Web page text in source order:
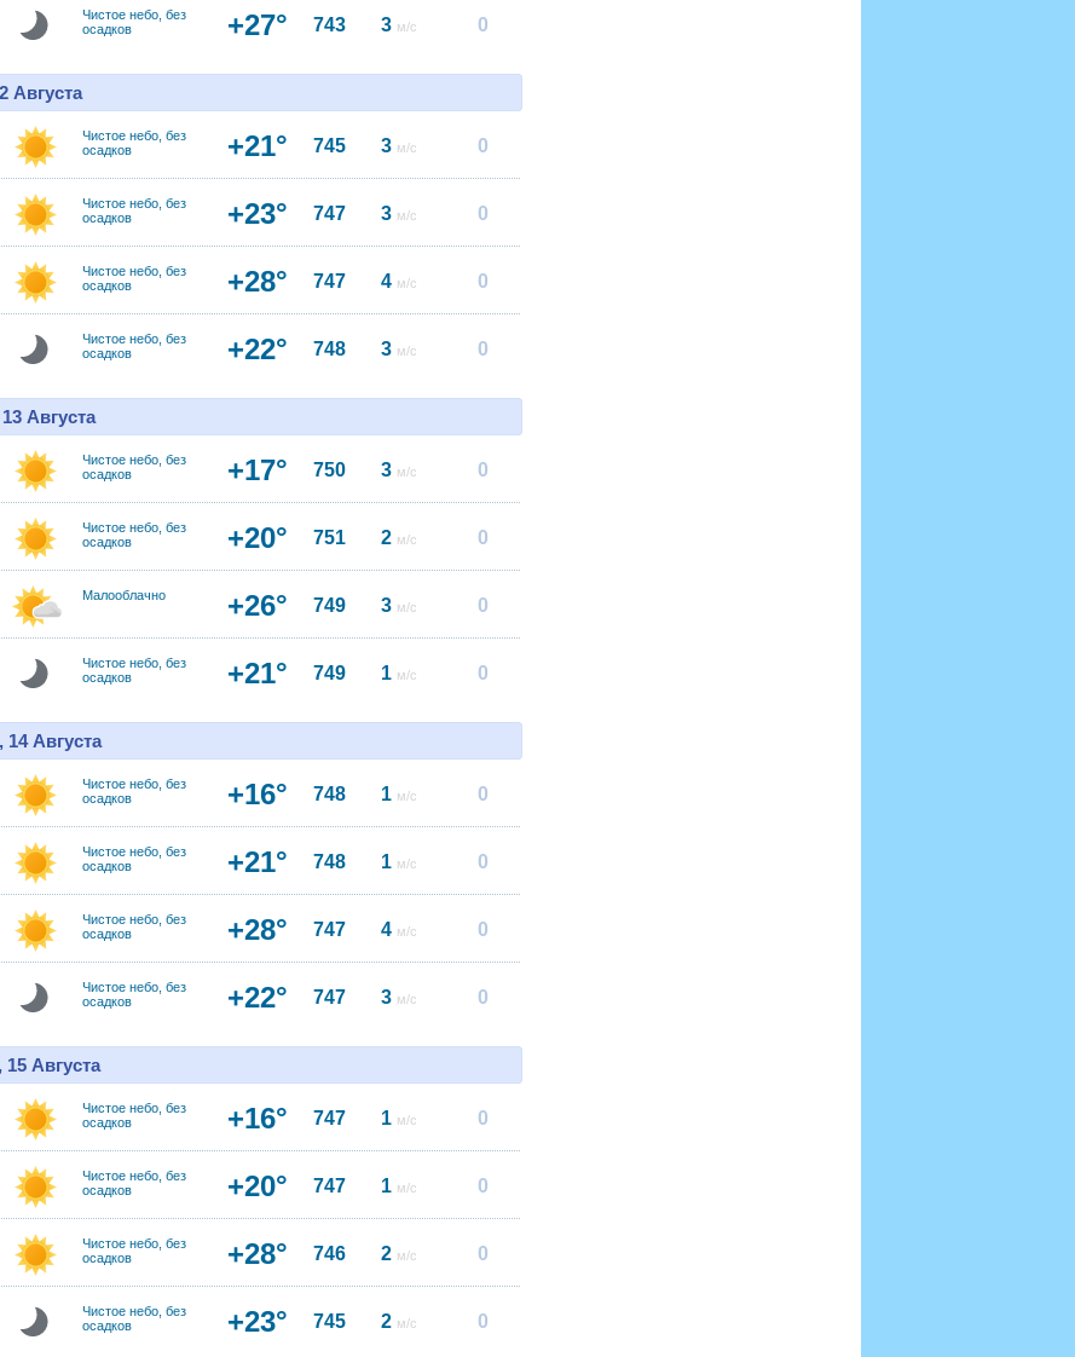
Чистое небо, без
осадков
+27° 743 3 м/с 0
Августа
Чистое небо, без
осадков
+21° 745 3 м/с 0
Чистое небо, без
осадков
+23° 747 3 м/с 0
Чистое небо, без
осадков
+28° 747 4 м/с 0
Чистое небо, без
осадков
+22° 748 3 м/с 0
Августа
Чистое небо, без
осадков
+17° 750 3 м/с 0
Чистое небо, без
осадков
+20° 751 2 м/с 0
Малооблачно +26° 749 3 м/с 0
Чистое небо, без
осадков
+21° 749 1 м/с 0
14 Августа
Чистое небо, без
осадков
+16° 748 1 м/с 0
Чистое небо, без
осадков
+21° 748 1 м/с 0
Чистое небо, без
осадков
+28° 747 4 м/с 0
Чистое небо, без
осадков
+22° 747 3 м/с 0
Августа
Чистое небо, без
осадков
+16° 747 1 м/с 0
Чистое небо, без
осадков
+20° 747 1 м/с 0
Чистое небо, без
осадков
+28° 746 2 м/с 0
Чистое небо, без
осадков
+23° 745 2 м/с 0